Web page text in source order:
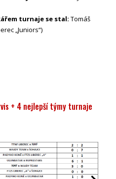
turnaje se stal: Tomáš
„Juniors“)
+ 4 nejlepší týmy turnaje